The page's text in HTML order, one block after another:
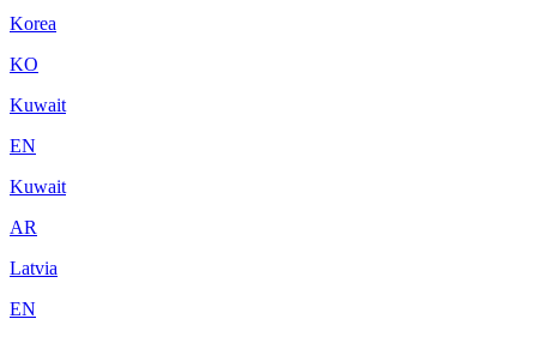
Korea
KO
Kuwait
EN
Kuwait
AR
Latvia
EN